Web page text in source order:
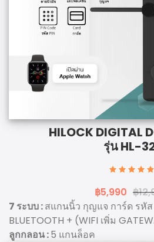
HILOCK DIGITAL
รุ่น HL-
฿5,990 ฿
7 ระบบ :สแกนนิ้ว กุญแจ การ์ด รหัส
BLUETOOTH + (WIFI เพิ่ม
ลูกกลอน :5 แกนล็อค